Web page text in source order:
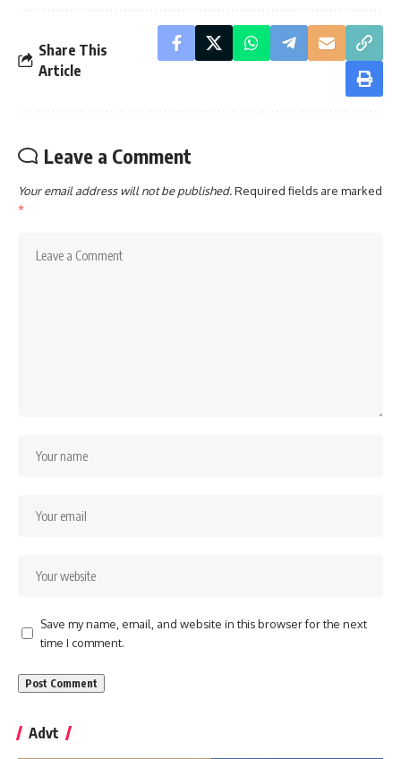
Share This
Article
Leave a Comment
Your email address will not be published.Required fields are marked
*
Save my name, email, and website in this browser for the next
time I comment.
Advt